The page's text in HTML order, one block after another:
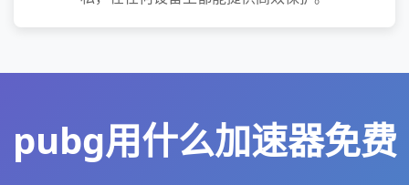
pubg用什么加速器免费